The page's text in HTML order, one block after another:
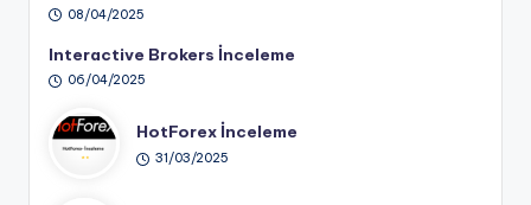
08/04/2025
Interactive Brokers İnceleme
06/04/2025
HotForex İnceleme
31/03/2025